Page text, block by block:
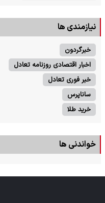
نیازمندی ها
خبرگردون
اخبار اقتصادی روزنامه تعادل
خبر فوری تعادل
ساناپرس
خرید طلا
خواندنی ها